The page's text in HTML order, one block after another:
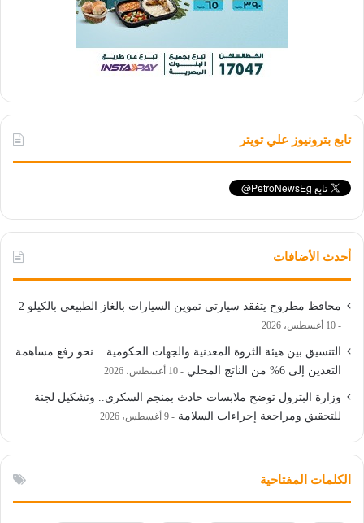
تابع بترونيوز علي تويتر
أحدث الأضافات
محافظ مطروح يتفقد سيارتي تموين السيارات بالغاز الطبيعي بالكيلو 2
10 أغسطس، 2026
التنسيق بين هيئة الثروة المعدنية والجهات الحكومية .. نحو رفع مساهمة
التعدين إلى 6% من الناتج المحلي
10 أغسطس، 2026
وزارة البترول توضح ملابسات حادث بمنجم السكري.. وتشكيل لجنة
للتحقيق ومراجعة إجراءات السلامة
9 أغسطس، 2026
الكلمات المفتاحية